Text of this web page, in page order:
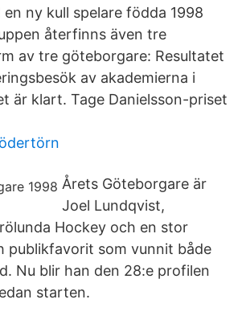
ny kull spelare födda 1998
återfinns även tre
av tre göteborgare: Resultatet
av akademierna i
är klart. Tage Danielsson-priset
Årets Göteborgare är
Joel Lundqvist,
Hockey och en stor
publikfavorit som vunnit både
Nu blir han den 28:e profilen
starten.